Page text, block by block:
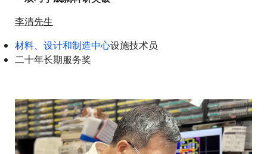
李清先生
材料、设计和制造中心设施技术员
二十年长期服务奖